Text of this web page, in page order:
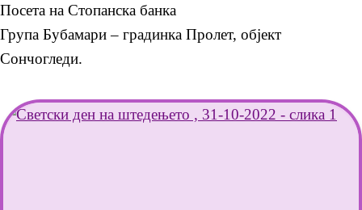
Посета на Стопанска банка
Група Бубамари – градинка Пролет, објект
Сончогледи.